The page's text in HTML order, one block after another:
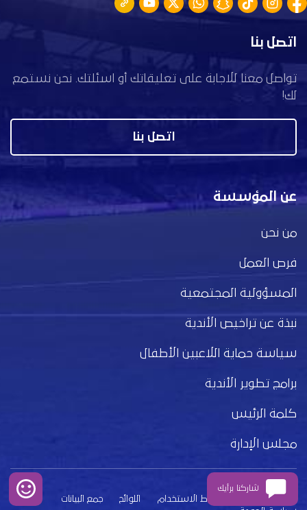
اتصل بنا
تواصل معنا للاجابة على تعليقاتك أو اسئلتك. نحن نستمع
لك!
اتصل بنا
عن المؤسسة
من نحن
فرص العمل
المسؤولية المجتمعية
نبذة عن تراخيص الأندية
سياسة حماية اللاعبين الأطفال
برامج تطوير الأندية
كلمة الرئيس
مجلس الإدارة
بيان الخصوصية شروط الاستخدام اللوائح
جمع البيانات
شاركنا برأيك